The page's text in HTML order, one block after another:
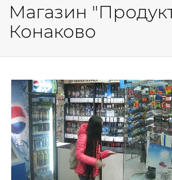
Магазин
Конаково